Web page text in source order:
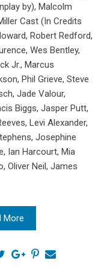
by), Malcolm
Cast (In Credits
Robert Redford,
Wes Bentley,
Jr., Marcus
Phil Grieve, Steve
Jade Valour,
Biggs, Jasper Putt,
Levi Alexander,
Josephine
Ian Harcourt, Mia
Oliver Neil, James
More